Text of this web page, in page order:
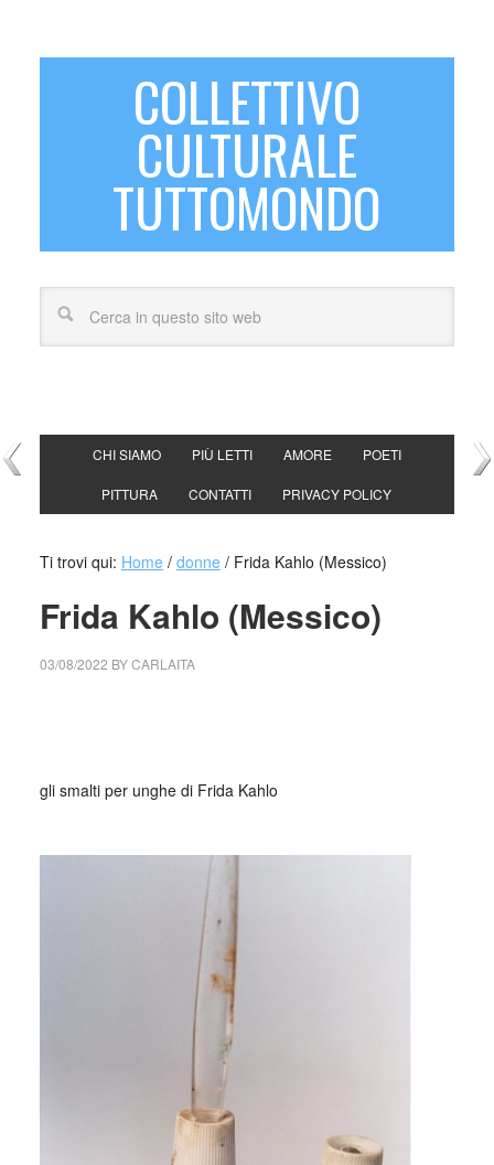
COLLETTIVO
CULTURALE
TUTTOMONDO
CHI SIAMO PIÙ LETTI AMORE POETI
PITTURA CONTATTI PRIVACY POLICY
Ti trovi qui: Home / donne /Frida Kahlo (Messico)
Frida Kahlo (Messico)
03/08/2022 BYCARLAITA
gli smalti per unghe di Frida Kahlo